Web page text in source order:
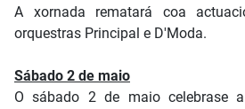
A xornada rematará coa
orquestras Principal e D'Moda.
Sábado 2 de maio
O sábado 2 de maio celebrase